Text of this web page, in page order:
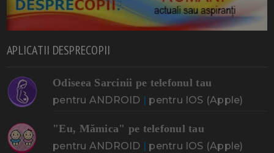
APLICATII DESPRECOPII
Odiseea Sarcinii pe telefonul tau
pentru ANDROID | pentru IOS (Apple)
"Eu, Mămica" pe telefonul tau
pentru ANDROID | pentru IOS (Apple)